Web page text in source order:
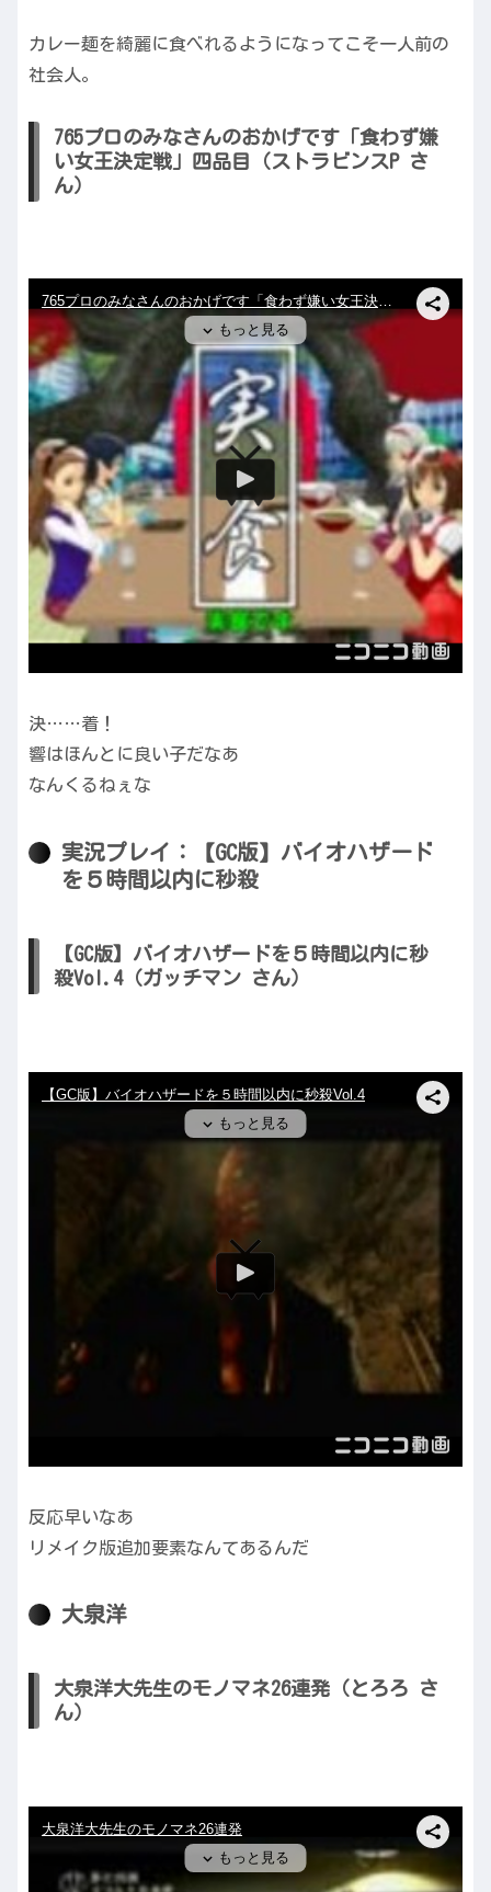
カレー麺を綺麗に食べれるようになってこそ一人前の
社会人。
765プロのみなさんのおかげです「食わず嫌
い女王決定戦」四品目（ストラビンスP さ
ん）
決……着！
響はほんとに良い子だなあ
なんくるねぇな
実況プレイ：【GC版】バイオハザード
を５時間以内に秒殺
【GC版】バイオハザードを５時間以内に秒
殺Vol.4（ガッチマン さん）
反応早いなあ
リメイク版追加要素なんてあるんだ
大泉洋
大泉洋大先生のモノマネ26連発（とろろ さ
ん）